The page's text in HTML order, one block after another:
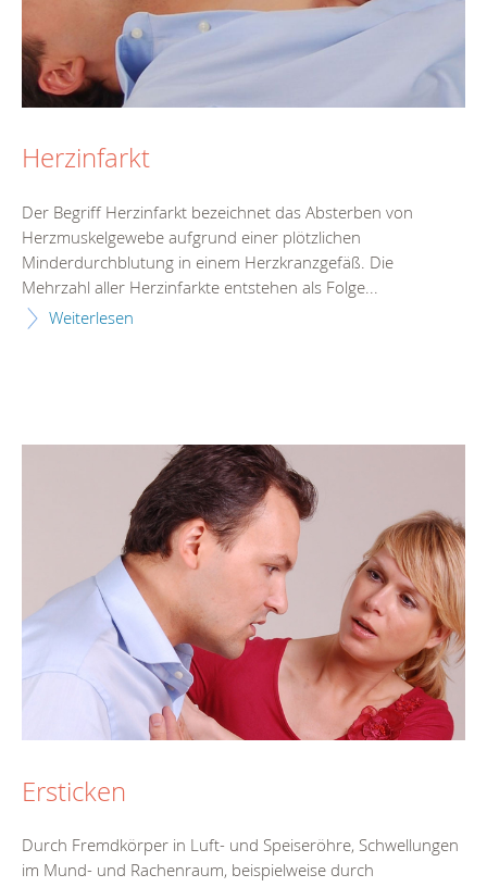
Herzinfarkt
Der Begriff Herzinfarkt bezeichnet das Absterben von
Herzmuskelgewebe aufgrund einer plötzlichen
Minderdurchblutung in einem Herzkranzgefäß. Die
Mehrzahl aller Herzinfarkte entstehen als Folge...
Weiterlesen
Ersticken
Durch Fremdkörper in Luft- und Speiseröhre, Schwellungen
im Mund- und Rachenraum, beispielweise durch